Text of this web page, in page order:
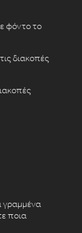
φόντο το
διακοπές
γραμμένα
ποια